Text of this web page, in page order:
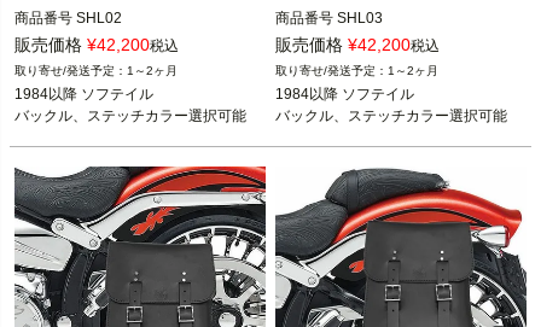
商品番号 SHL02
1984以降 ソフテイル
BAD&G CUSTOM（バッド＆Gカスタ
ム）
販売価格 ¥42,200税込
1～2ヶ月
1984以降 ソフテイル
バックル、ステッチカラー選択可能
商品番号 SHL03
1984以降 ソフテイル
BAD&G CUSTOM（バッド＆Gカスタ
ム）
販売価格 ¥42,200税込
1～2ヶ月
1984以降 ソフテイル
バックル、ステッチカラー選択可能